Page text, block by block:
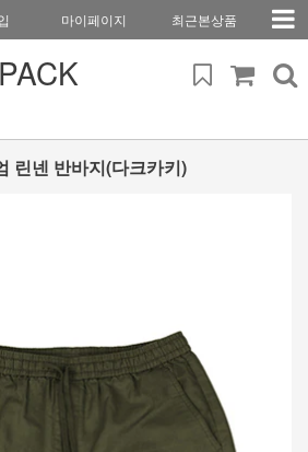
마이페이지 최근본상품
린넨 반바지(다크카키)